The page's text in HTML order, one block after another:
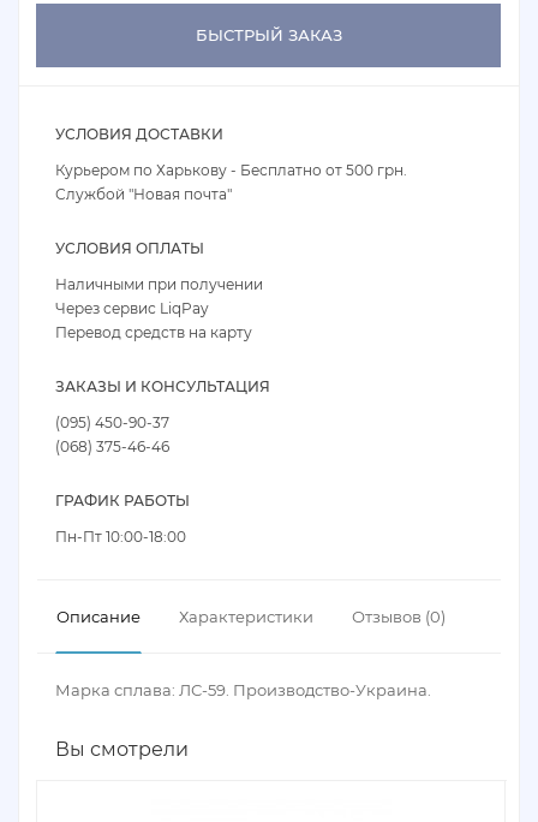
БЫСТРЫЙ ЗАКАЗ
УСЛОВИЯ ДОСТАВКИ
Курьером по Харькову - Бесплатно от 500 грн.
Службой "Новая почта"
УСЛОВИЯ ОПЛАТЫ
Наличными при получении
Через сервис LiqPay
Перевод средств на карту
ЗАКАЗЫ И КОНСУЛЬТАЦИЯ
(095) 450-90-37
(068) 375-46-46
ГРАФИК РАБОТЫ
Пн-Пт 10:00-18:00
Описание Характеристики Отзывов (0)
Марка сплава: ЛС-59. Производство-Украина.
Вы смотрели